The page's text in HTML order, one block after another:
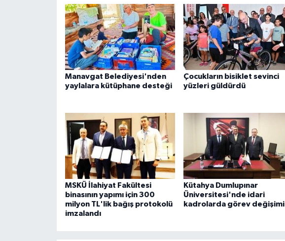
Manavgat Belediyesi'nden
yaylalara kütüphane desteği
Çocukların bisiklet sevinci
yüzleri güldürdü
MSKÜ İlahiyat Fakültesi
binasının yapımı için 300
milyon TL'lik bağış protokolü
imzalandı
Kütahya Dumlupınar
Üniversitesi'nde idari
kadrolarda görev değişimi